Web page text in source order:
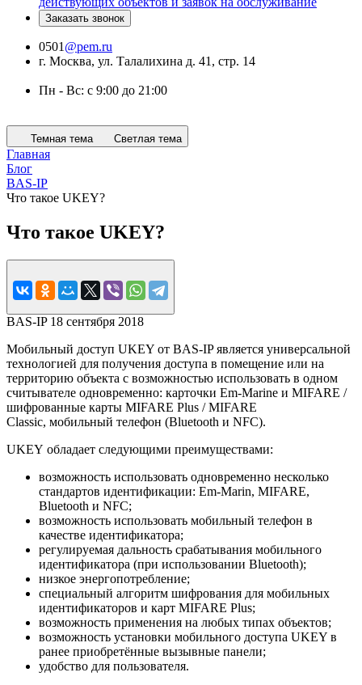
Заказать звонок
0501 @pem.ru
г. Москва, ул. Талалихина д. 41, стр. 14
Пн - Вс: с 9:00 до 21:00
Темная тема Светлая тема
Главная
Блог
BAS-IP
Что такое UKEY?
Что такое UKEY?
BAS-IP 18 сентября 2018
Мобильный доступ UKEY от BAS-IP является универсальной
технологией для получения доступа в помещение или на
территорию объекта с возможностью использовать в одном
считывателе одновременно: карточки Em-Marine и MIFARE /
шифрованные карты MIFARE Plus / MIFARE
Classic, мобильный телефон (Bluetooth и NFC).
UKEY обладает следующими преимуществами:
возможность использовать одновременно несколько
стандартов идентификации: Em-Marin, MIFARE,
Bluetooth и NFC;
возможность использовать мобильный телефон в
качестве идентификатора;
регулируемая дальность срабатывания мобильного
идентификатора (при использовании Bluetooth);
низкое энергопотребление;
специальный алгоритм шифрования для мобильных
идентификаторов и карт MIFARE Plus;
возможность применения на любых типах объектов;
возможность установки мобильного доступа UKEY в
ранее приобретённые вызывные панели;
удобство для пользователя.